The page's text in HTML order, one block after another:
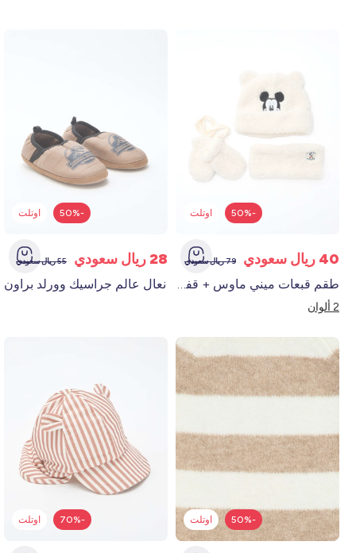
-50% اوتلت
40 ريال سعودي 79 ريال سعودي
طقم قبعات ميني ماوس + قفازات + سنود "ديزني" بلون بني فاتح
2 ألوان
-50% اوتلت
28 ريال سعودي 55 ريال سعودي
نعال عالم جراسيك وورلد براون
-50% اوتلت -70% اوتلت